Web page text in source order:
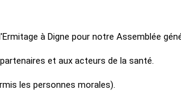
à Digne pour notre Assemblée
et aux acteurs de la santé.
les personnes morales).